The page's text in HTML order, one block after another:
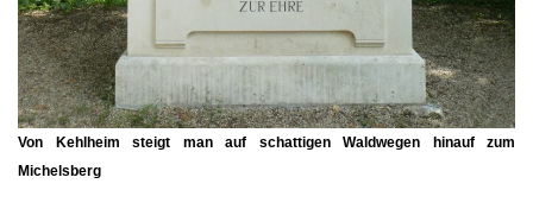
Von Kehlheim steigt man auf schattigen Waldwegen hinauf zum
Michelsberg